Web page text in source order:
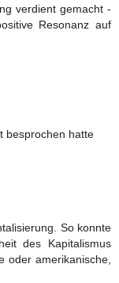
verdient gemacht -
Resonanz auf
besprochen hatte
So konnte
des Kapitalismus
oder amerikanische,